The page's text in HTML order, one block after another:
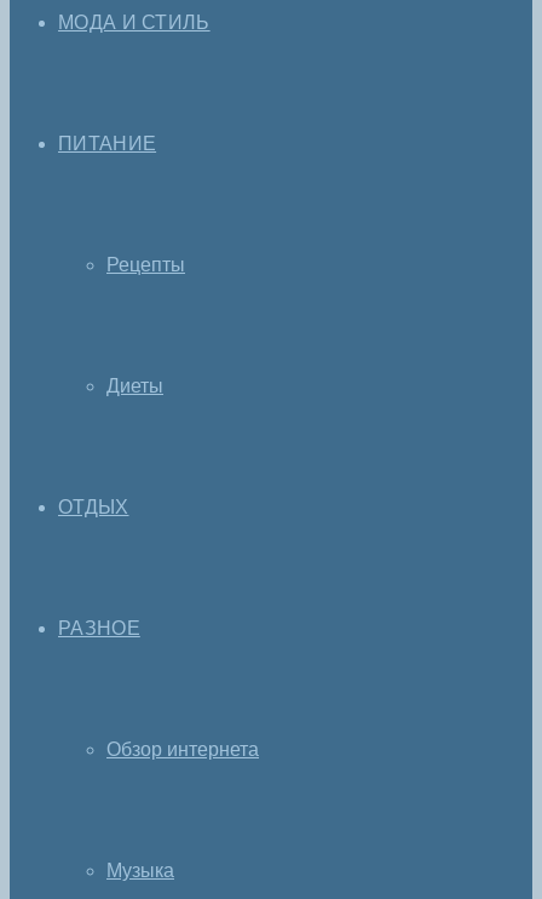
МОДА И СТИЛЬ
ПИТАНИЕ
Рецепты
Диеты
ОТДЫХ
РАЗНОЕ
Обзор интернета
Музыка